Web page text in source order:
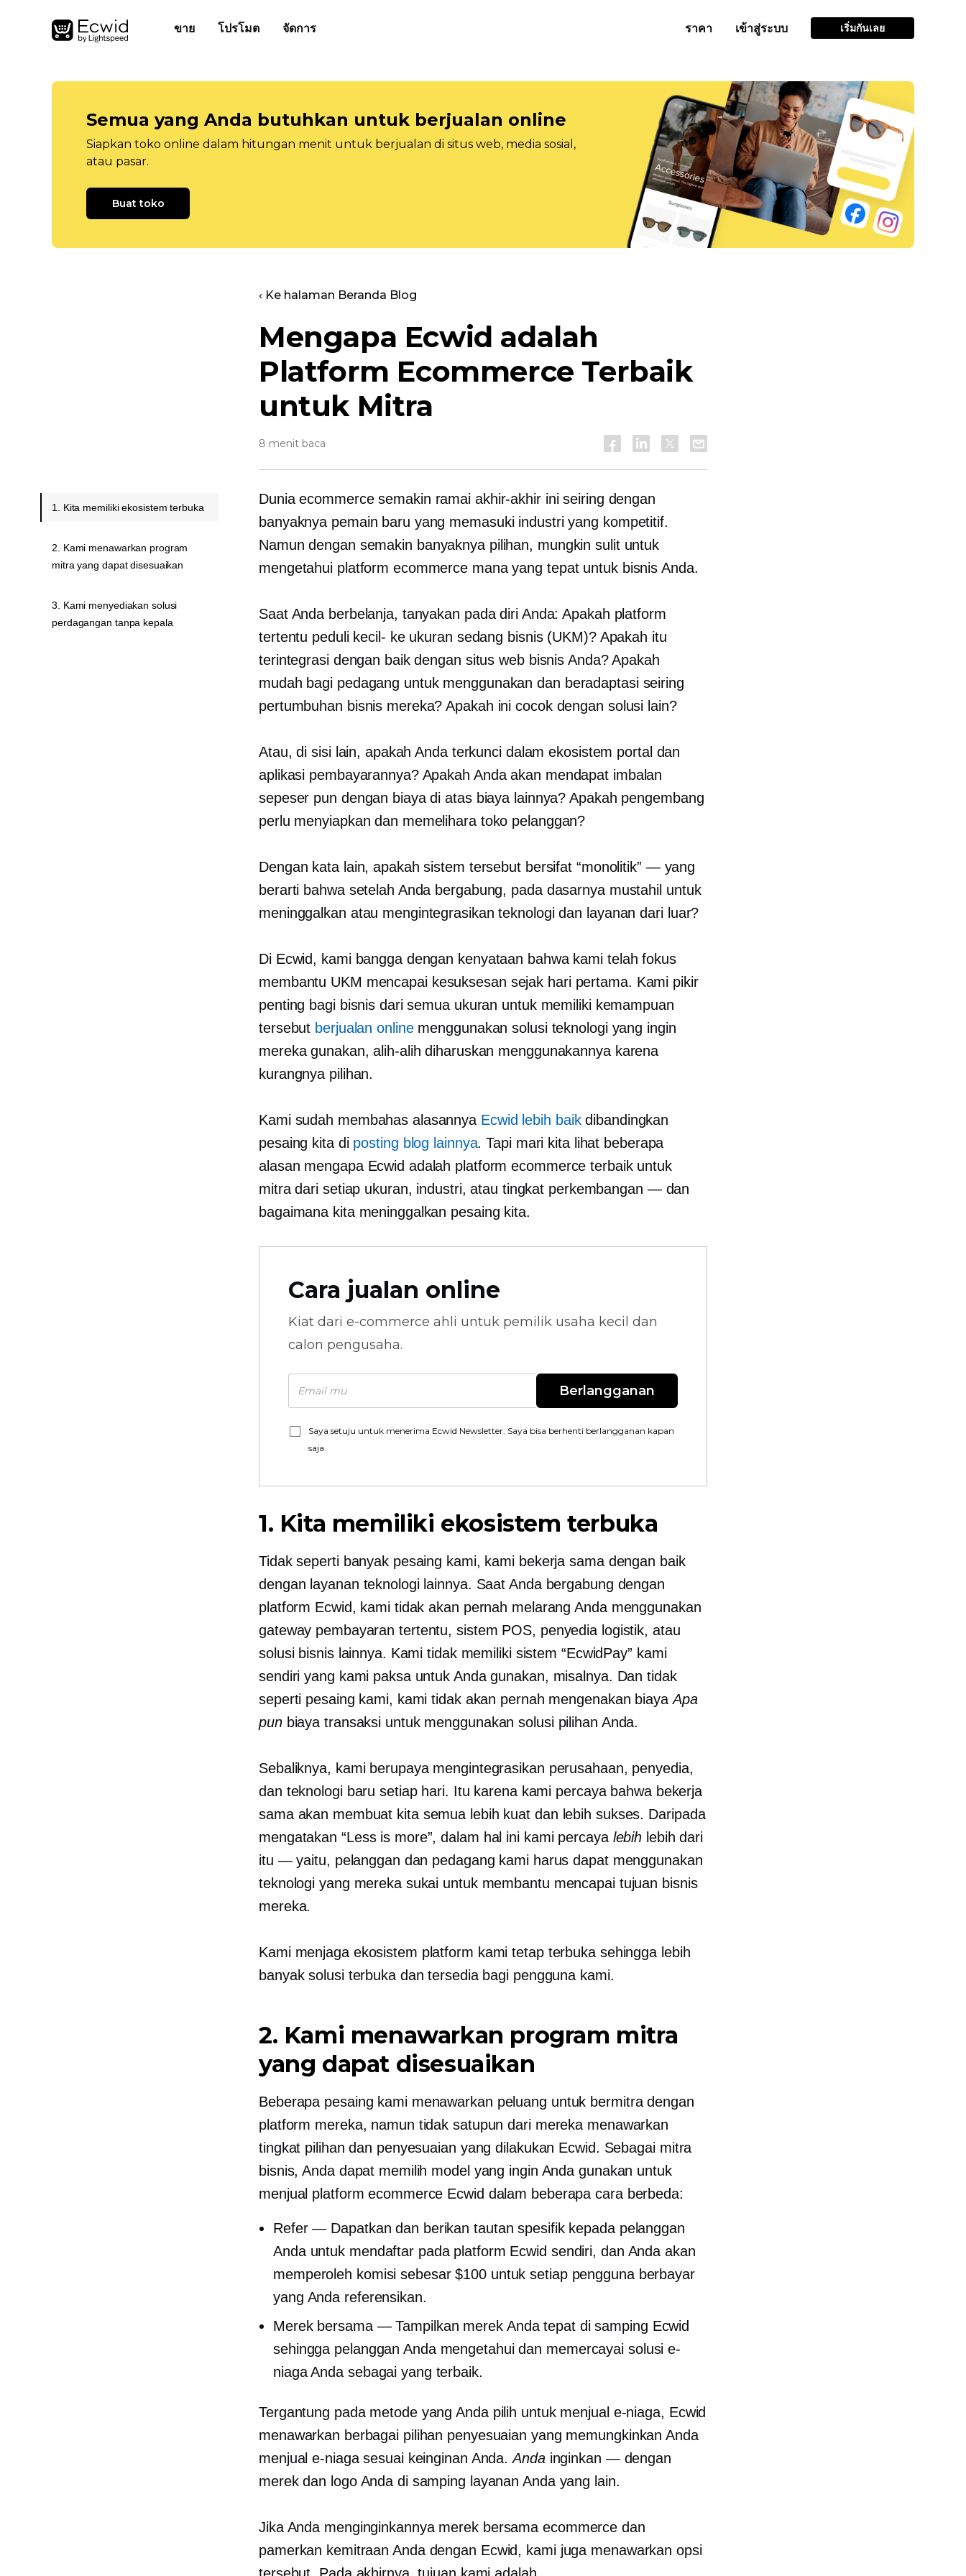
ขาย โปรโมต จัดการ ราคา เข้าสู่ระบบ เริ่มกันเลย
Semua yang Anda butuhkan untuk berjualan online
Siapkan toko online dalam hitungan menit untuk berjualan di situs web, media sosial,
atau pasar.
Buat toko
‹ Ke halaman Beranda Blog
Mengapa Ecwid adalah
Platform Ecommerce Terbaik
untuk Mitra
8 menit baca
Dunia ecommerce semakin ramai akhir-akhir ini seiring dengan
banyaknya pemain baru yang memasuki industri yang kompetitif.
Namun dengan semakin banyaknya pilihan, mungkin sulit untuk
mengetahui platform ecommerce mana yang tepat untuk bisnis Anda.
Saat Anda berbelanja, tanyakan pada diri Anda: Apakah platform
tertentu peduli kecil- ke ukuran sedang bisnis (UKM)? Apakah itu
terintegrasi dengan baik dengan situs web bisnis Anda? Apakah
mudah bagi pedagang untuk menggunakan dan beradaptasi seiring
pertumbuhan bisnis mereka? Apakah ini cocok dengan solusi lain?
Atau, di sisi lain, apakah Anda terkunci dalam ekosistem portal dan
aplikasi pembayarannya? Apakah Anda akan mendapat imbalan
sepeser pun dengan biaya di atas biaya lainnya? Apakah pengembang
perlu menyiapkan dan memelihara toko pelanggan?
Dengan kata lain, apakah sistem tersebut bersifat “monolitik” — yang
berarti bahwa setelah Anda bergabung, pada dasarnya mustahil untuk
meninggalkan atau mengintegrasikan teknologi dan layanan dari luar?
Di Ecwid, kami bangga dengan kenyataan bahwa kami telah fokus
membantu UKM mencapai kesuksesan sejak hari pertama. Kami pikir
penting bagi bisnis dari semua ukuran untuk memiliki kemampuan
tersebut berjualan onlinemenggunakan solusi teknologi yang ingin
mereka gunakan, alih-alih diharuskan menggunakannya karena
kurangnya pilihan.
Kami sudah membahas alasannya Ecwid lebih baikdibandingkan
pesaing kita di posting blog lainnya. Tapi mari kita lihat beberapa
alasan mengapa Ecwid adalah platform ecommerce terbaik untuk
mitra dari setiap ukuran, industri, atau tingkat perkembangan — dan
bagaimana kita meninggalkan pesaing kita.
Cara jualan online
Kiat dari e-commerce ahli untuk pemilik usaha kecil dan
calon pengusaha.
Berlangganan
Saya setuju untuk menerima Ecwid Newsletter. Saya bisa berhenti berlangganan kapan
saja.
1. Kita memiliki ekosistem terbuka
Tidak seperti banyak pesaing kami, kami bekerja sama dengan baik
dengan layanan teknologi lainnya. Saat Anda bergabung dengan
platform Ecwid, kami tidak akan pernah melarang Anda menggunakan
gateway pembayaran tertentu, sistem POS, penyedia logistik, atau
solusi bisnis lainnya. Kami tidak memiliki sistem “EcwidPay” kami
sendiri yang kami paksa untuk Anda gunakan, misalnya. Dan tidak
seperti pesaing kami, kami tidak akan pernah mengenakan biayaApa
punbiaya transaksi untuk menggunakan solusi pilihan Anda.
Sebaliknya, kami berupaya mengintegrasikan perusahaan, penyedia,
dan teknologi baru setiap hari. Itu karena kami percaya bahwa bekerja
sama akan membuat kita semua lebih kuat dan lebih sukses. Daripada
mengatakan “Less is more”, dalam hal ini kami percaya lebih lebih dari
itu — yaitu, pelanggan dan pedagang kami harus dapat menggunakan
teknologi yang mereka sukai untuk membantu mencapai tujuan bisnis
mereka.
Kami menjaga ekosistem platform kami tetap terbuka sehingga lebih
banyak solusi terbuka dan tersedia bagi pengguna kami.
2. Kami menawarkan program mitra
yang dapat disesuaikan
Beberapa pesaing kami menawarkan peluang untuk bermitra dengan
platform mereka, namun tidak satupun dari mereka menawarkan
tingkat pilihan dan penyesuaian yang dilakukan Ecwid. Sebagai mitra
bisnis, Anda dapat memilih model yang ingin Anda gunakan untuk
menjual platform ecommerce Ecwid dalam beberapa cara berbeda:
Refer — Dapatkan dan berikan tautan spesifik kepada pelanggan
Anda untuk mendaftar pada platform Ecwid sendiri, dan Anda akan
memperoleh komisi sebesar $100 untuk setiap pengguna berbayar
yang Anda referensikan.
Merek bersama— Tampilkan merek Anda tepat di samping Ecwid
sehingga pelanggan Anda mengetahui dan memercayai solusi e-
niaga Anda sebagai yang terbaik.
Tergantung pada metode yang Anda pilih untuk menjual e-niaga, Ecwid
menawarkan berbagai pilihan penyesuaian yang memungkinkan Anda
menjual e-niaga sesuai keinginan Anda.Andainginkan — dengan
merek dan logo Anda di samping layanan Anda yang lain.
Jika Anda menginginkannya merek bersama ecommerce dan
pamerkan kemitraan Anda dengan Ecwid, kami juga menawarkan opsi
1. Kita memiliki ekosistem terbuka
2. Kami menawarkan program
mitra yang dapat disesuaikan
3. Kami menyediakan solusi
perdagangan tanpa kepala